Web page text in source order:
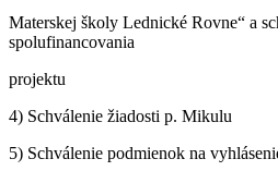
Materskej školy Lednické Rovne“ a
spolufinancovania
projektu
4) Schválenie žiadosti p. Mikulu
5) Schválenie podmienok na